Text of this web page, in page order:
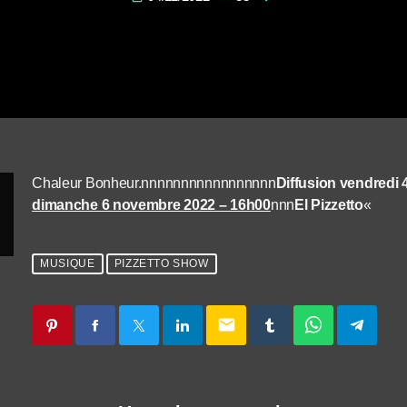
Chaleur Bonheur.nnnnnnnnnnnnnnnnn Diffusion vendredi
dimanche 6 novembre 2022 – 16h00nnn El Pizzetto«
MUSIQUE PIZZETTO SHOW
email